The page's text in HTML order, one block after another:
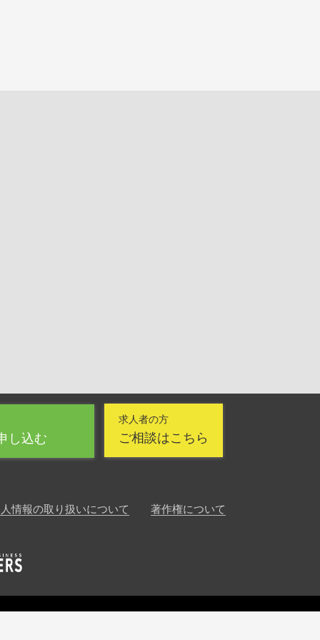
し込む
求人者の方
ご相談はこちら
情報の取り扱いについて 著作権について